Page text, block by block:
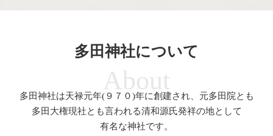
多田神社について
About
多田神社は天禄元年(９７０)年に創建され、元多田院とも
多田大権現社とも言われる清和源氏発祥の地として
有名な神社です。